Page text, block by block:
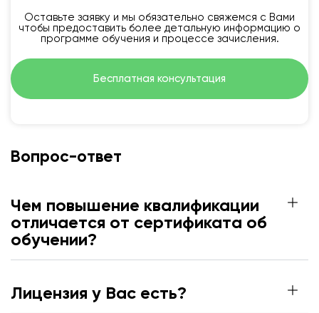
Оставьте заявку и мы обязательно свяжемся с Вами
чтобы предоставить более детальную информацию о
программе обучения и процессе зачисления.
Бесплатная консультация
Вопрос-ответ
Чем повышение квалификации
отличается от сертификата об
обучении?
Лицензия у Вас есть?